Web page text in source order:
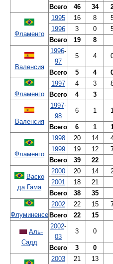
Всего 46 34
Фламенго
1995 16 8
1996
3 0
Всего
19 8
Валенсия
1996-
97
5 4
Всего 5 4
Фламенго
1997 4 3
Всего
4 3
Валенсия
1997-
98
6 1 1
Всего 6 1
Фламенго
1998 20 14
1999
19 12
Всего
39 22
Васко
да Гама
2000 20 14
2001
18
21
Всего
38 35
Флуминенсе
2002 22 15
Всего
22 15
Аль-
Садд
2002-
03
3 0
Всего 3 0
2003 21
13